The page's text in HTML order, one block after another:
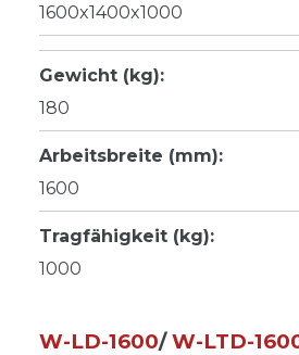
1600x1400x1000
Gewicht (kg):
180
Arbeitsbreite (mm):
1600
Tragfähigkeit (kg):
1000
W-LD-1600/W-LTD-